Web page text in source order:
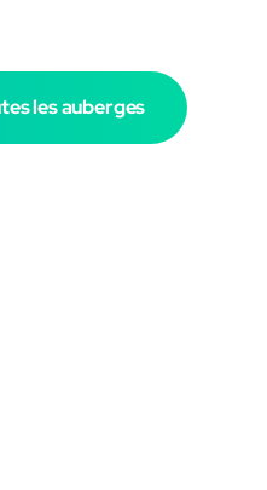
les auberges